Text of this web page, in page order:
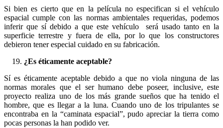
Si bien es cierto que en la película no especifican si el vehículo
espacial cumple con las normas ambientales requeridas, podemos
inferir que sí debido a que este vehículo será usado tanto en la
superficie terrestre y fuera de ella, por lo que los constructores
debieron tener especial cuidado en su fabricación.
¿Es éticamente aceptable?
Sí es éticamente aceptable debido a que no viola ninguna de las
normas morales que el ser humano debe poseer, inclusive, este
proyecto realiza uno de los más grande sueños que ha tenido el
hombre, que es llegar a la luna. Cuando uno de los tripulantes se
encontraba en la “caminata espacial”, pudo apreciar la tierra como
pocas personas la han podido ver.